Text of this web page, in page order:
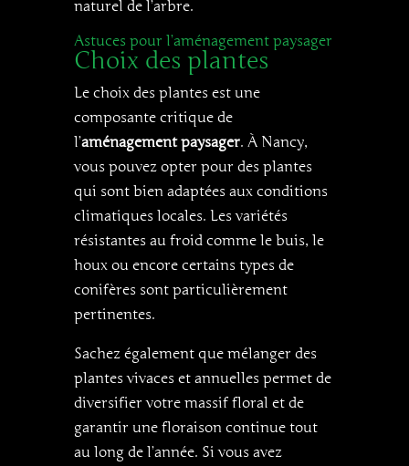
naturel de l’arbre.
Astuces pour l’aménagement paysager
Choix des plantes
Le choix des plantes est une
composante critique de
l’aménagement paysager. À Nancy,
vous pouvez opter pour des plantes
qui sont bien adaptées aux conditions
climatiques locales. Les variétés
résistantes au froid comme le buis, le
houx ou encore certains types de
conifères sont particulièrement
pertinentes.
Sachez également que mélanger des
plantes vivaces et annuelles permet de
diversifier votre massif floral et de
garantir une floraison continue tout
au long de l’année. Si vous avez